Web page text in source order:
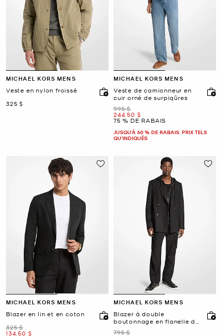
MICHAEL KORS MENS
Veste en nylon froissé
maintenant
325 $
MICHAEL KORS MENS
Veste de camionneur en
cuir orné de surpiqûres
était
995 $
maintenant
244.50 $
75 % DE RABAIS
JUSQU’À 60 % DE RABAIS. PRIX TELS
QU'INDIQUÉS
MICHAEL KORS MENS
Blazer en lin et en coton
était
325 $
maintenant
134.50 $
MICHAEL KORS MENS
Blazer à double
boutonnage en flanelle de
laine extensible
était
795 $